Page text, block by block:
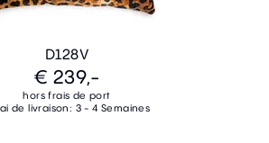
D128V
€ 239,-
hors frais de port
de livraison: 3 - 4 Semaines